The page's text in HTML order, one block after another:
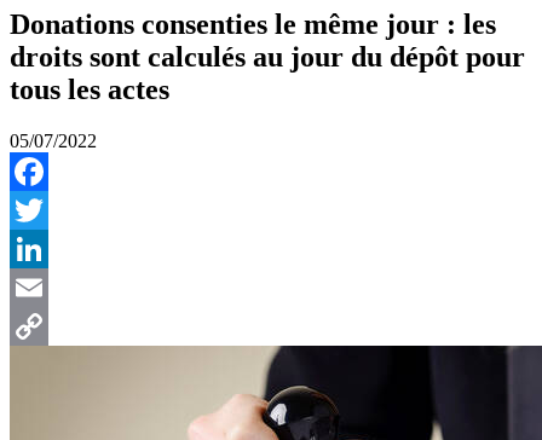
Donations consenties le même jour : les
droits sont calculés au jour du dépôt pour
tous les actes
05/07/2022
Facebook
Twitter
LinkedIn
Email